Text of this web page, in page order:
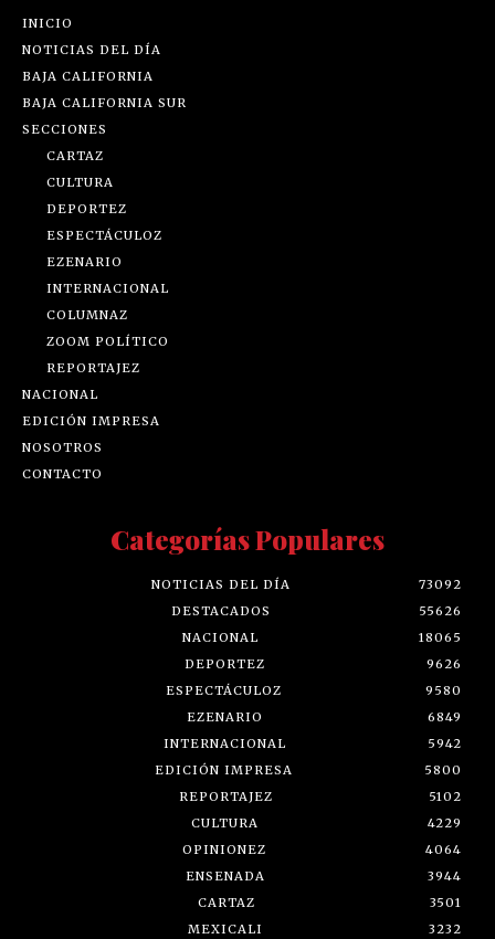
INICIO
NOTICIAS DEL DÍA
BAJA CALIFORNIA
BAJA CALIFORNIA SUR
SECCIONES
CARTAZ
CULTURA
DEPORTEZ
ESPECTÁCULOZ
EZENARIO
INTERNACIONAL
COLUMNAZ
ZOOM POLÍTICO
REPORTAJEZ
NACIONAL
EDICIÓN IMPRESA
NOSOTROS
CONTACTO
Categorías Populares
NOTICIAS DEL DÍA
73092
DESTACADOS
55626
NACIONAL
18065
DEPORTEZ
9626
ESPECTÁCULOZ
9580
EZENARIO
6849
INTERNACIONAL
5942
EDICIÓN IMPRESA
5800
REPORTAJEZ
5102
CULTURA
4229
OPINIONEZ
4064
ENSENADA
3944
CARTAZ
3501
MEXICALI
3232